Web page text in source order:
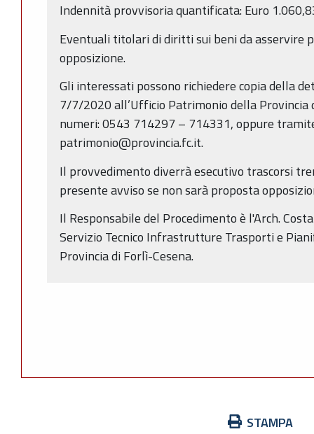
Indennità provvisoria quantificata: Euro
Eventuali titolari di diritti sui beni da asservire
opposizione.
Gli interessati possono richiedere copia della
7/7/2020 all’Ufficio Patrimonio della Provincia
numeri: 0543 714297 – 714331, oppure
patrimonio@provincia.fc.it.
Il provvedimento diverrà esecutivo trascorsi
presente avviso se non sarà proposta
Il Responsabile del Procedimento è l'Arch.
Servizio Tecnico Infrastrutture Trasporti e
Provincia di Forlì-Cesena.
STAMPA